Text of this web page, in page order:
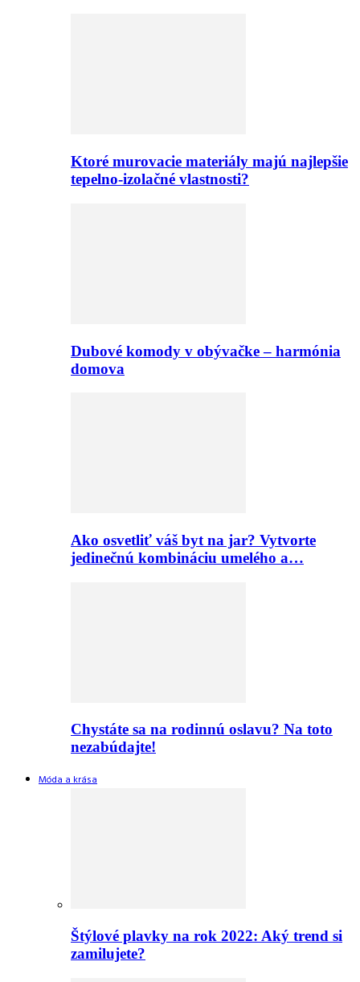
Ktoré murovacie materiály majú najlepšie
tepelno-izolačné vlastnosti?
Dubové komody v obývačke – harmónia
domova
Ako osvetliť váš byt na jar? Vytvorte
jedinečnú kombináciu umelého a…
Chystáte sa na rodinnú oslavu? Na toto
nezabúdajte!
Móda a krása
Štýlové plavky na rok 2022: Aký trend si
zamilujete?